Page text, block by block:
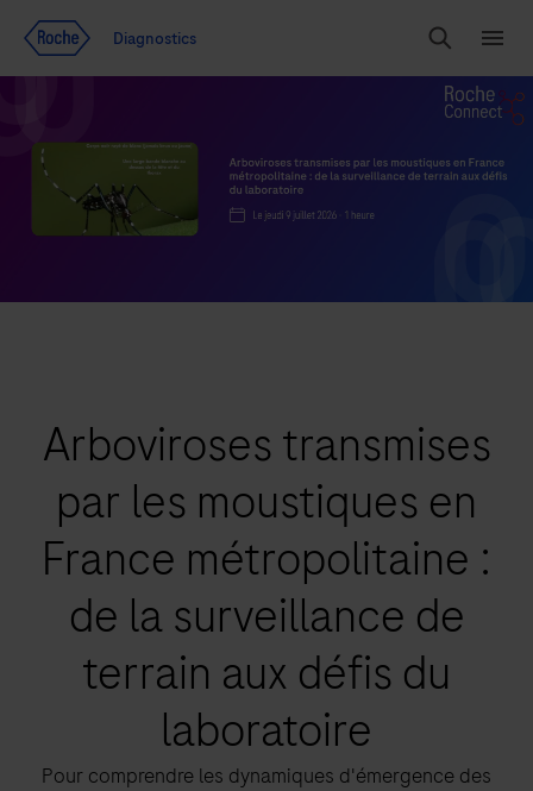
Diagnostics
Chercher
Menu
Arboviroses transmises
par les moustiques en
France métropolitaine :
de la surveillance de
terrain aux défis du
laboratoire
Pour comprendre les dynamiques d'émergence des